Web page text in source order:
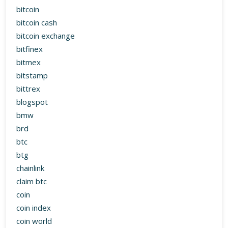
bitcoin
bitcoin cash
bitcoin exchange
bitfinex
bitmex
bitstamp
bittrex
blogspot
bmw
brd
btc
btg
chainlink
claim btc
coin
coin index
coin world